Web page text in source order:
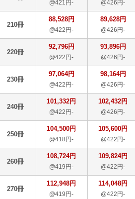
@421円- @426円-
210冊
88,528円
@422円-
89,628円
@426円-
220冊
92,796円
@422円-
93,896円
@426円-
230冊
97,064円
@422円-
98,164円
@426円-
240冊
101,332円
@422円-
102,432円
@426円-
250冊
104,500円
@418円-
105,600円
@422円-
260冊
108,724円
@419円-
109,824円
@422円-
270冊
112,948円
@419円-
114,048円
@422円-